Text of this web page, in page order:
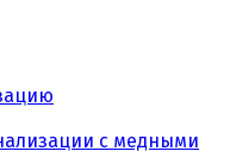
с медными